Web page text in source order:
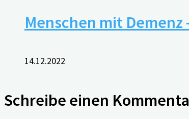
Menschen mit Demenz
14.12.2022
Schreibe einen